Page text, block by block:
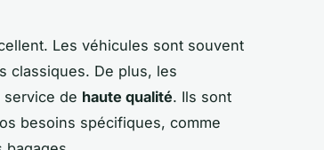
Les véhicules sont souvent
classiques. De plus, les
de haute qualité. Ils sont
besoins spécifiques, comme